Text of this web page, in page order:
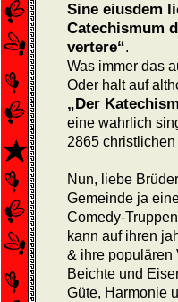
Sine eius­dem
Catechismum
vertere“.
Was immer das
Oder halt auf
„Der
eine wahrlich
2865
Nun, liebe
Gemeinde ja
Comedy-
kann auf ihren
& ihre populären
Beichte und
Güte, Harmonie